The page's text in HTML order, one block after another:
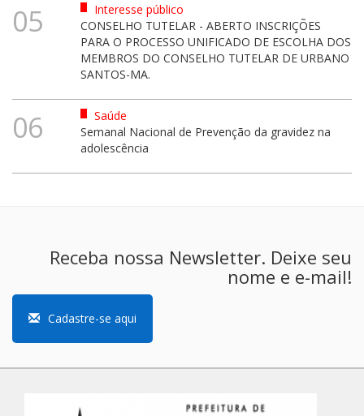
05
Interesse público
CONSELHO TUTELAR - ABERTO INSCRIÇÕES
PARA O PROCESSO UNIFICADO DE ESCOLHA DOS
MEMBROS DO CONSELHO TUTELAR DE URBANO
SANTOS-MA.
06
Saúde
Semanal Nacional de Prevenção da gravidez na
adolescência
Receba nossa Newsletter. Deixe seu
nome e e-mail!
Cadastre-se aqui